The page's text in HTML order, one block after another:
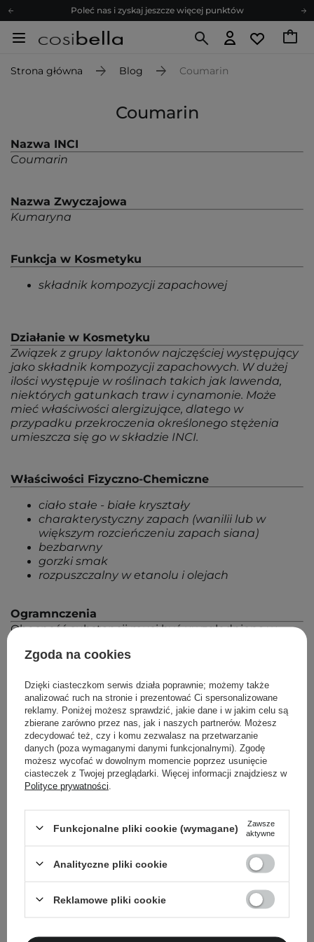
Poleć nas i zyskaj jeszcze więcej punktów
Zapisz się na newsletter pełen porad
Z nami to możliwe! Realizacja zamówienia do 24h.
Zapisz się na newsletter pełen porad
Strona główna Blog Coumarin
Coumarin
Nazwa INCI
Coumarin
Nazwa Zwyczajowa
Kumaryna
Funkcja w Kosmetyku
składnik kompozycji zapachowej
Działanie w Kosmetyku
Związek z grupy laktonów najczęściej występujący
jako składnik kompozycji zapachowych. W dużej
ilości występuje w roślinach takich jak lawenda,
niektórych gatunkach traw i cynamonie. Może
mieć właściwości alergizujące, dlatego w
przypadku przekroczenia określonego stężenia
umieszcza się go w składzie INCI.
Właściwości Fizyczno-Chemiczne
ciało stałe - białe kryształy
charakterystyczny zapach (wanilii lub w
większym rozcieńczeniu zapach siana)
bezbarwny
gorzki smak
rozpuszczalny w etanolu i olejach
Ogramnczenia
Obecność substancji musi być uwzględniona w
0,01 % w produkcie spłukiwanym
Powrót do Cosipedii
Pokaż więcej wpisów z Wrzesień 2020
Pielęgnacyjne checklisty, eksperckie porady,
beauty nowości - prosto na maila!
Podaj swój adres email
Zgoda na cookies
Dzięki ciasteczkom serwis działa poprawnie; możemy także
analizować ruch na stronie i prezentować Ci spersonalizowane
reklamy. Poniżej możesz sprawdzić, jakie dane i w jakim celu są
zbierane zarówno przez nas, jak i naszych partnerów. Możesz
zdecydować też, czy i komu zezwalasz na przetwarzanie
danych (poza wymaganymi danymi funkcjonalnymi). Zgodę
możesz wycofać w dowolnym momencie poprzez usunięcie
ciasteczek z Twojej przeglądarki. Więcej informacji znajdziesz w
Polityce prywatności
Funkcjonalne pliki cookie (wymagane)
Zawsze
aktywne
Analityczne pliki cookie
Reklamowe pliki cookie